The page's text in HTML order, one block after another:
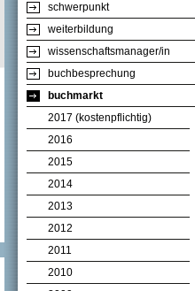
schwerpunkt
weiterbildung
wissenschaftsmanager/in
buchbesprechung
buchmarkt
2017 (kostenpflichtig)
2016
2015
2014
2013
2012
2011
2010